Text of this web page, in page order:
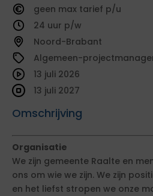
geen
tarief
24
Noord-Brabant
Algemeen-
Omschrijving
13 juli 2026
13 juli 2027
Organisatie
We zijn gemeente Raalte en
ons om wie we zijn. We zijn
en het liefst stropen we onze